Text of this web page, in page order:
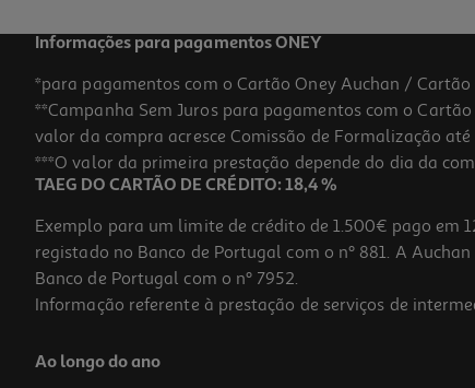
Informações para pagamentos ONEY
*para pagamentos com o Cartão Oney Auchan / Cartão
**Campanha Sem Juros para pagamentos com o
valor da compra acresce Comissão de Formalização
***O valor da primeira prestação depende do dia da
TAEG DO CARTÃO DE CRÉDITO: 18,4 %
Exemplo para um limite de crédito de 1.500€ pago em
registado no Banco de Portugal com o nº 881. A
Banco de Portugal com o nº 7952.
Informação referente à prestação de serviços de
Ao longo do ano